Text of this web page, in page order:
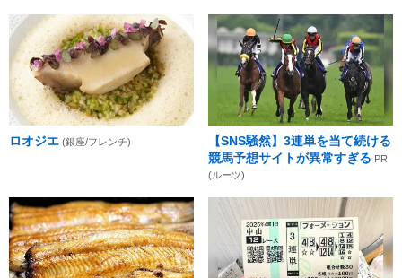
ロオジエ (銀座/フレンチ)
【SNS騒然】3連単を当て続ける
競馬予想サイトが異常すぎる PR
(ルーツ)